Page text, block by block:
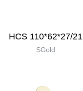
HCS 110*62*27/21
SGold